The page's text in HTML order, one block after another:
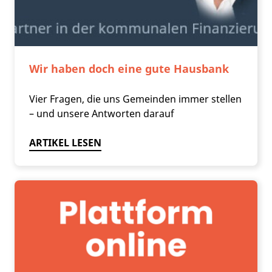
Wir haben doch eine gute Hausbank
Vier Fragen, die uns Gemeinden immer stellen
– und unsere Antworten darauf
ARTIKEL LESEN